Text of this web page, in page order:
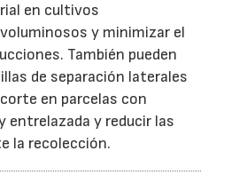
en cultivos
y minimizar el
También pueden
de separación laterales
en parcelas con
entrelazada y reducir las
la recolección.